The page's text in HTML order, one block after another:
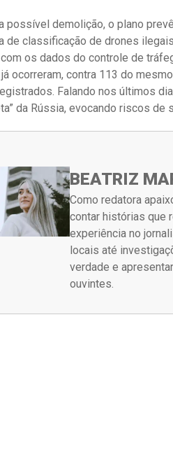
possível demolição, o plano
de classificação de drones
os dados do controle de
ocorreram, contra 113 do
Falando nos últimos
da Rússia, evocando riscos de
BEATRIZ
Como redatora
contar histórias que
experiência no
locais até
verdade e
ouvintes.